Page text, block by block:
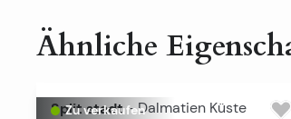
Ähnliche
Zu verkaufen
Split stadt - Dalmatien Küste